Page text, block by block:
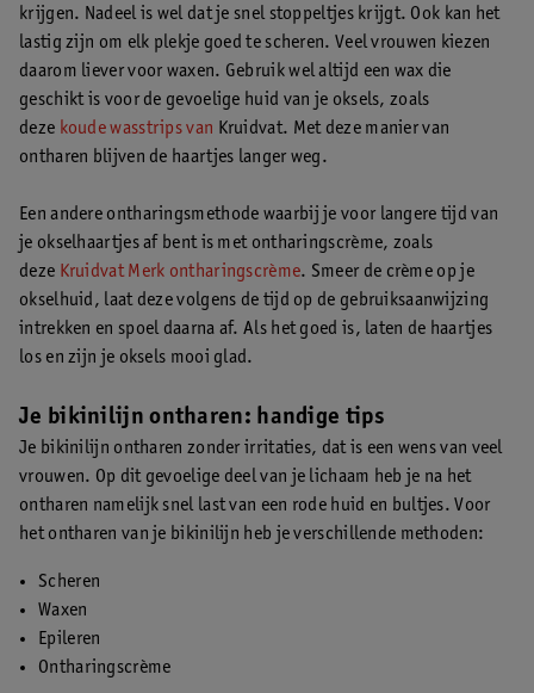
krijgen. Nadeel is wel dat je snel stoppeltjes krijgt. Ook kan het
lastig zijn om elk plekje goed te scheren. Veel vrouwen kiezen
daarom liever voor waxen. Gebruik wel altijd een wax die
geschikt is voor de gevoelige huid van je oksels, zoals
deze koude wasstrips van Kruidvat. Met deze manier van
ontharen blijven de haartjes langer weg.
Een andere ontharingsmethode waarbij je voor langere tijd van
je okselhaartjes af bent is met ontharingscrème, zoals
deze Kruidvat Merk ontharingscrème. Smeer de crème op je
okselhuid, laat deze volgens de tijd op de gebruiksaanwijzing
intrekken en spoel daarna af. Als het goed is, laten de haartjes
los en zijn je oksels mooi glad.
Je bikinilijn ontharen: handige tips
Je bikinilijn ontharen zonder irritaties, dat is een wens van veel
vrouwen. Op dit gevoelige deel van je lichaam heb je na het
ontharen namelijk snel last van een rode huid en bultjes. Voor
het ontharen van je bikinilijn heb je verschillende methoden:
Scheren
Waxen
Epileren
Ontharingscrème